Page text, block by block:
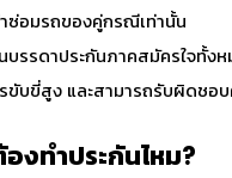
ซ่อมรถของคู่กรณีเท่านั้น
บรรดาประกันภาคสมัครใจทั้ง
ขับขี่สูง และสามารถรับผิดชอ
งทำประกันไหม?